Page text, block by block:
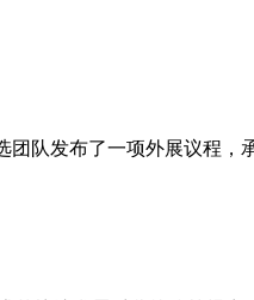
队发布了一项外展议程